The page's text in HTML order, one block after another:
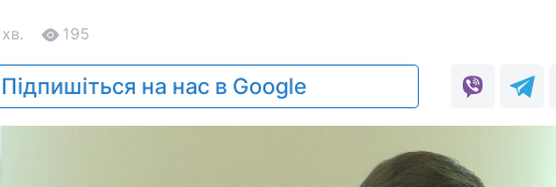
хв. 195
Підпишіться на нас в Google